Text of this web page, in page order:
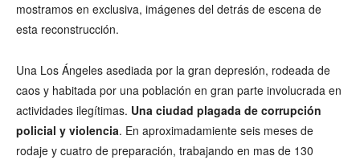
mostramos en exclusiva, imágenes del detrás de escena de
esta reconstrucción.
Una Los Ángeles asediada por la gran depresión, rodeada de
caos y habitada por una población en gran parte involucrada en
actividades ilegítimas. Una ciudad plagada de corrupción
policial y violencia. En aproximadamiente seis meses de
rodaje y cuatro de preparación, trabajando en mas de 130